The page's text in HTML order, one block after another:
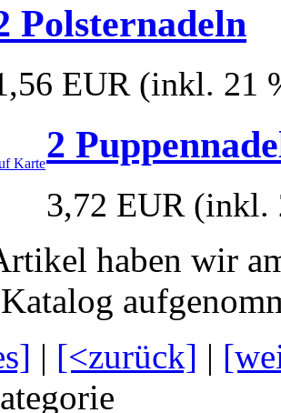
Polsternadeln
EUR (inkl. 21
2
3,72 EUR (inkl.
haben wir
| [<zurück] |